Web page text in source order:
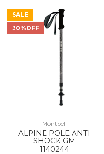
SALE
30%OFF
Montbell
ALPINE POLE ANTI
SHOCK GM
1140244